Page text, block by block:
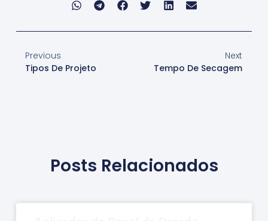
Previous
Tipos De Projeto
Next
Tempo De Secagem
Posts Relacionados